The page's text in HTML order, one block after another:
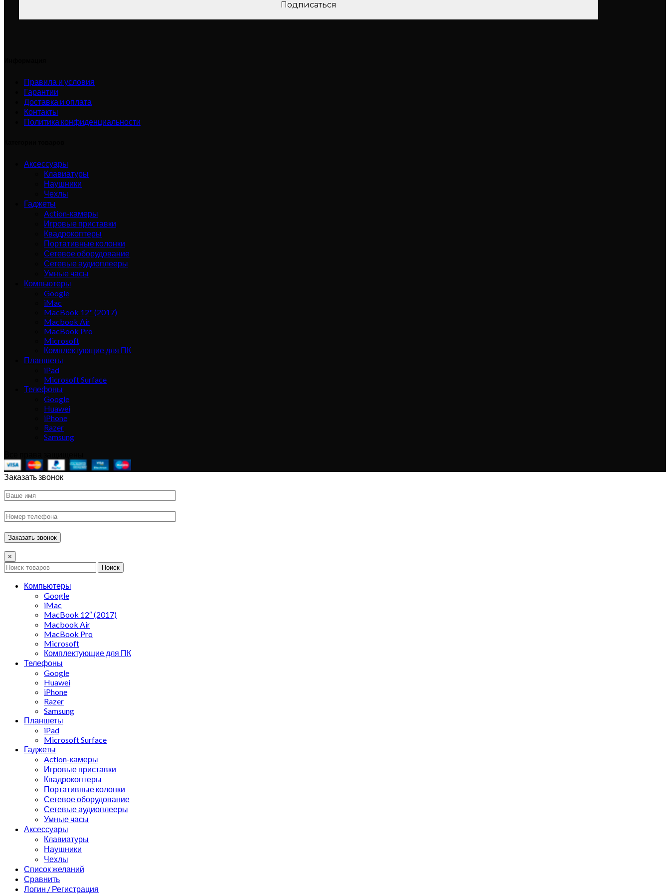
Правила и условия
Гарантии
Доставка и оплата
Контакты
Политика конфиденциальности
Аксессуары
Клавиатуры
Наушники
Чехлы
Гаджеты
Action-камеры
Игровые приставки
Квадрокоптеры
Портативные колонки
Сетевое оборудование
Сетевые аудиоплееры
Умные часы
Компьютеры
Google
iMac
MacBook 12" (2017)
Macbook Air
MacBook Pro
Microsoft
Комплектующие для ПК
Планшеты
iPad
Microsoft Surface
Телефоны
Google
Huawei
iPhone
Razer
Samsung
Заказать звонок
×
Поиск
Компьютеры
Google
iMac
MacBook 12″ (2017)
Macbook Air
MacBook Pro
Microsoft
Комплектующие для ПК
Телефоны
Google
Huawei
iPhone
Razer
Samsung
Планшеты
iPad
Microsoft Surface
Гаджеты
Action-камеры
Игровые приставки
Квадрокоптеры
Портативные колонки
Сетевое оборудование
Сетевые аудиоплееры
Умные часы
Аксессуары
Клавиатуры
Наушники
Чехлы
Список желаний
Сравнить
Логин / Регистрация